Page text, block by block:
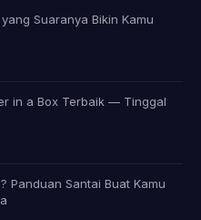
Suaranya Bikin Kamu
in a Box Terbaik — Tinggal
Panduan Santai Buat Kamu